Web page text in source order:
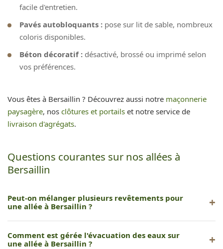
facile d'entretien.
Pavés autobloquants : pose sur lit de sable, nombreux
coloris disponibles.
Béton décoratif : désactivé, brossé ou imprimé selon
vos préférences.
Vous êtes à Bersaillin ? Découvrez aussi notre maçonnerie
paysagère, nos clôtures et portails et notre service de
livraison d'agrégats.
Questions courantes sur nos allées à
Bersaillin
Peut-on mélanger plusieurs revêtements pour
une allée à Bersaillin ?
et béton pour un rendu personnalisé.
Comment est gérée l'évacuation des eaux sur
une allée à Bersaillin ?